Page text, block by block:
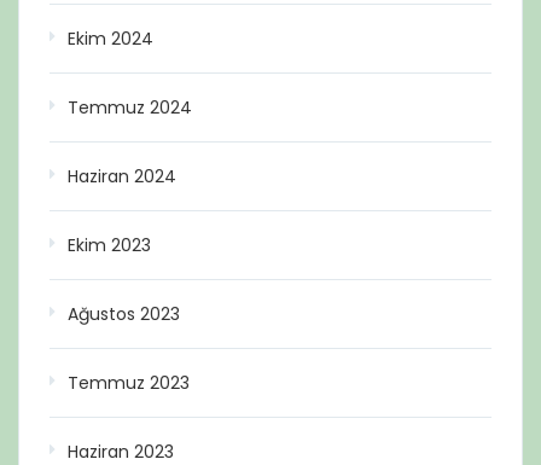
Ekim 2024
Temmuz 2024
Haziran 2024
Ekim 2023
Ağustos 2023
Temmuz 2023
Haziran 2023